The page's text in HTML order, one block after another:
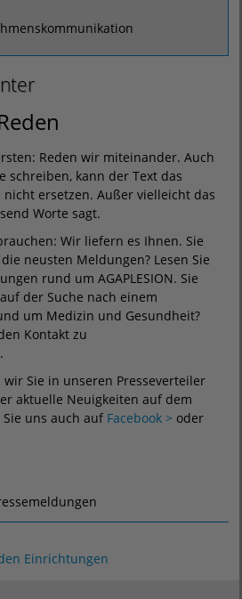
Reden wir miteinander. Auch
schreiben, kann der Text das
nicht ersetzen. Außer vielleicht das
Worte sagt.
Wir liefern es Ihnen. Sie
neusten Meldungen? Lesen Sie
rund um AGAPLESION. Sie
der Suche nach einem
um Medizin und Gesundheit?
Kontakt zu
Sie in unseren Presseverteiler
aktuelle Neuigkeiten auf dem
uns auch auf Facebook > oder
Einrichtungen